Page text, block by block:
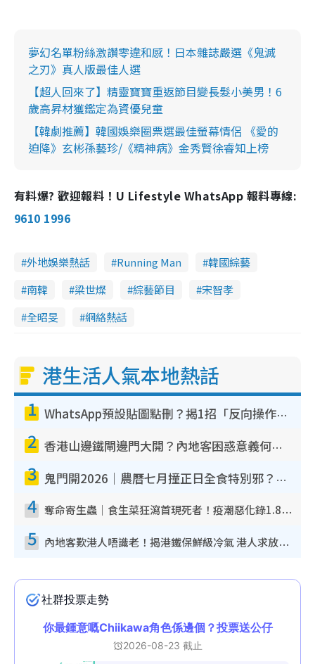
夢幻名單粉絲激讚零違和感！日本雜誌嚴選《鬼滅
之刃》真人版最佳人選
【超人回來了】精靈寶寶重返節目變長髮小美男！6
歲高昇材獲鑑定為資優兒童
【韓劇推薦】韓國娛樂圈票選最佳螢幕情侶 《愛的
迫降》玄彬孫藝珍/《精神病》金秀賢徐睿知上榜
有料爆? 歡迎報料！U Lifestyle WhatsApp 報料專線:
9610 1996
外地娛樂熱話 Running Man
韓國綜藝
南韓
梁世燦 綜藝節目
宋智孝
全昭旻
網絡熱話
港生活人氣本地熱話
1 WhatsApp預設貼圖點刪？揭1招「反向操作」還原簡潔介面 附3步實測教學
2 香港山邊鐵閘邊門大開？內地客困惑意義何在！網民神回覆：呢種叫法理性防禦
3 鬼門開2026｜農曆七月撞正日全食特別邪？專家警告切忌做一事！揭4大禁忌+2招保平安
4 奪命寄生蟲｜食生菜狂瀉首現死者！疫潮惡化錄1.8萬宗病例 揭洗菜3大謬誤
5 內地客歎港人唔識老！揭港鐵保鮮級冷氣 港人求放過：咪投訴